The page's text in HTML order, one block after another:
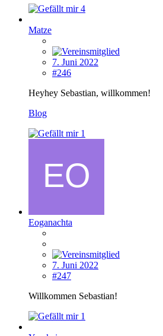
4
Matze
7. Juni 2022
#246
Heyhey Sebastian, willkommen!
Blog
1
Eoganachta
7. Juni 2022
#247
Willkommen Sebastian!
1